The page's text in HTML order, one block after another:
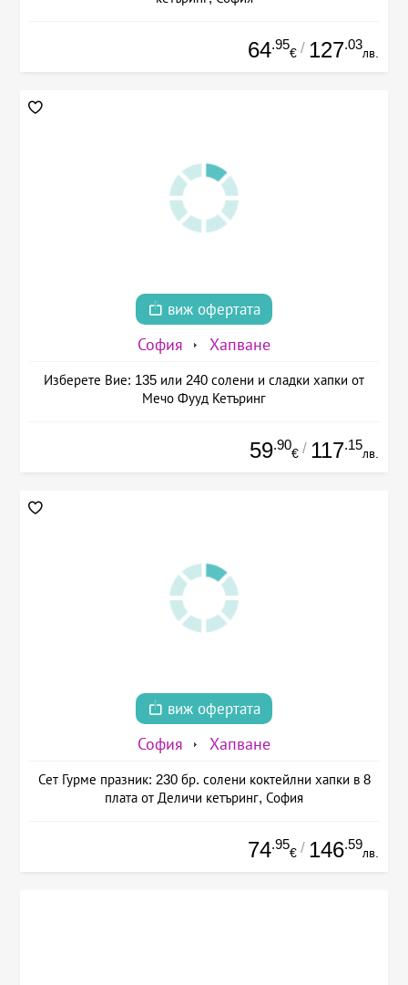
64.95
€ / 127.03
лв.
виж офертата
София Хапване
Изберете Вие: 135 или 240 солени и сладки хапки от
Мечо Фууд Кетъринг
59.90
€ / 117.15
лв.
виж офертата
София Хапване
Сет Гурме празник: 230 бр. солени коктейлни хапки в 8
плата от Деличи кетъринг, София
74.95
€ / 146.59
лв.